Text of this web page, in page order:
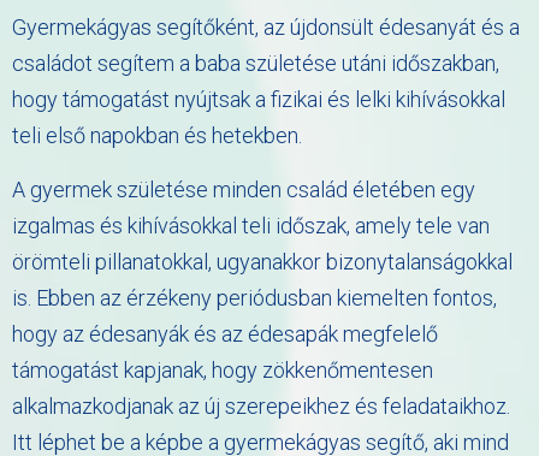
Gyermekágyas segítőként, az újdonsült édesanyát és a
családot segítem a baba születése utáni időszakban,
hogy támogatást nyújtsak a fizikai és lelki kihívásokkal
teli első napokban és hetekben.
A gyermek születése minden család életében egy
izgalmas és kihívásokkal teli időszak, amely tele van
örömteli pillanatokkal, ugyanakkor bizonytalanságokkal
is. Ebben az érzékeny periódusban kiemelten fontos,
hogy az édesanyák és az édesapák megfelelő
támogatást kapjanak, hogy zökkenőmentesen
alkalmazkodjanak az új szerepeikhez és feladataikhoz.
Itt léphet be a képbe a gyermekágyas segítő, aki mind